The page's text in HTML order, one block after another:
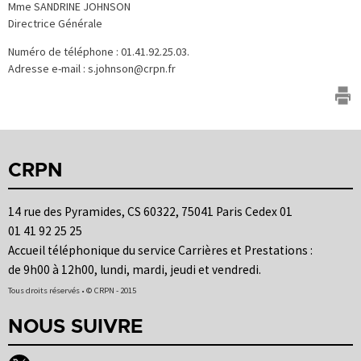
Mme SANDRINE JOHNSON
Directrice Générale
Numéro de téléphone : 01.41.92.25.03.
Adresse e-mail : s.johnson@crpn.fr
CRPN
14 rue des Pyramides, CS 60322, 75041 Paris Cedex 01
01 41 92 25 25
Accueil téléphonique du service Carrières et Prestations :
de 9h00 à 12h00, lundi, mardi, jeudi et vendredi.
Tous droits réservés • © CRPN - 2015
NOUS SUIVRE